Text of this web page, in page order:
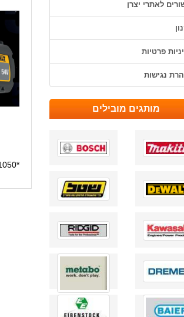
*1050*
לאתרי יצרן
פרטיות
נגישות
מותגים מובילים